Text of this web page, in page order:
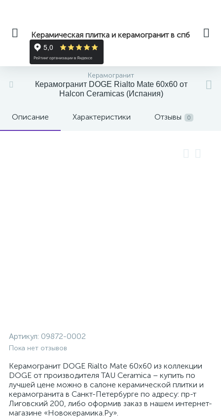
Керамическая плитка и керамогранит в спб
Керамогранит
Керамогранит DOGE Rialto Mate 60x60 от
Halcon Ceramicas (Испания)
Описание Характеристики Отзывы 0
Артикул: 09872-0002
Пока нет отзывов
Керамогранит DOGE Rialto Mate 60x60 из коллекции
DOGE от производителя TAU Ceramica – купить по
лучшей цене можно в салоне керамической плитки и
керамогранита в Санкт-Петербурге по адресу: пр-т
Лиговский 200, либо оформив заказ в нашем интернет-
магазине «Новокерамика.Ру».